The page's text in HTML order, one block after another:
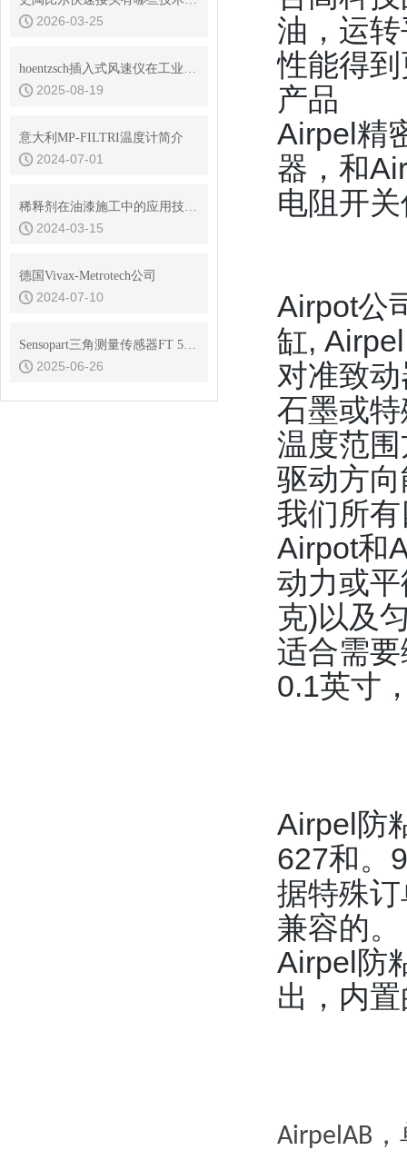
2026-03-25
hoentzsch插入式风速仪在工业应用中的重要性与优势
2025-08-19
意大利MP-FILTRI温度计简介
2024-07-01
稀释剂在油漆施工中的应用技巧与注意事项
2024-03-15
德国Vivax-Metrotech公司
2024-07-10
Sensopart三角测量传感器FT 55-RLAM在汽车行业堆垛高度中的应用
2025-06-26
油，运
性能得
产品
Airpel精
器，和
电阻开
Airpot公
缸,
对准致
石墨或
温度范
驱动方
我们所
Airpot和
动力或
克)以及
适合需
0.1英寸
Airpel防
627和。
据特殊
兼容的。
Airpel防
出，内
AirpelAB